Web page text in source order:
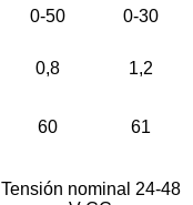
0-50 0-30
0,8 1,2
60 61
Tensión nominal 24-48